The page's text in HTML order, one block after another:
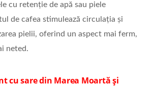
cu retenție de apă sau piele
de cafea stimulează circulația și
pielii, oferind un aspect mai ferm,
neted.
cu sare din Marea Moartă și